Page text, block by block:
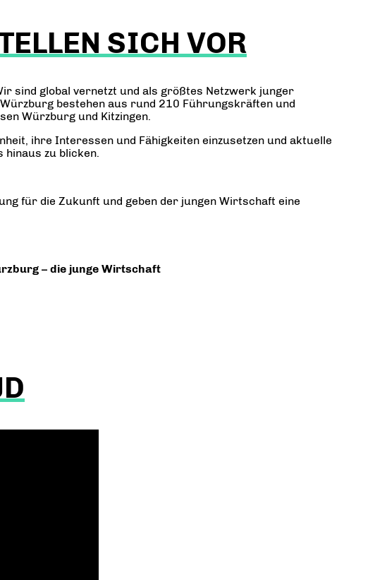
SICH VOR
sind global vernetzt und als größtes Netzwerk junger
bestehen aus rund 210 Führungskräften und
Würzburg und Kitzingen.
ihre Interessen und Fähigkeiten einzusetzen und aktuelle
hinaus zu blicken.
für die Zukunft und geben der jungen Wirtschaft eine
– die junge Wirtschaft